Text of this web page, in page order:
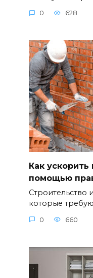
0 628
Как
помощью
Строительство
которые
0 660